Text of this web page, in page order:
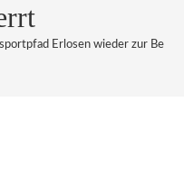
Erlosen wieder zur